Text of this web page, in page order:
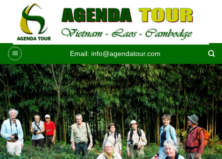
contenu
Email: info@agendatour.com